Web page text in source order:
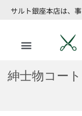
サルト銀座本店は、
紳士物コー